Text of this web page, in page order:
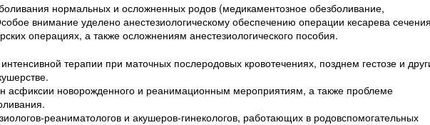
нормальных и осложненных родов (медикаментозное обезболивание,
внимание уделено анестезиологическому обеспечению операции кесарева
операциях, а также осложнениям анестезиологического пособия.
терапии при маточных послеродовых кровотечениях, позднем гестозе и
асфиксии новорожденного и реанимационным мероприятиям, а также проблеме
реаниматологов и акушеров-гинекологов, работающих в родовспомогательных